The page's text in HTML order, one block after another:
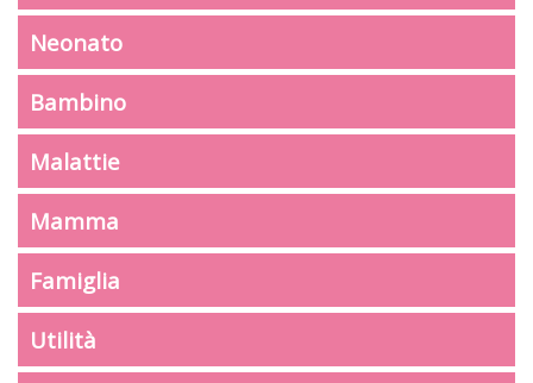
Neonato
Bambino
Malattie
Mamma
Famiglia
Utilità